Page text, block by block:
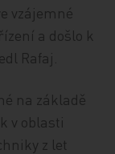
vzájemné
a došlo k
Rafaj.
na základě
v oblasti
z let